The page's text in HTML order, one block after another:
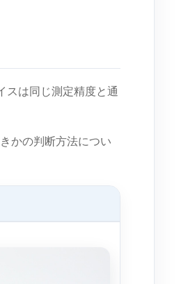
スは同じ測定精度と通
かの判断方法につい